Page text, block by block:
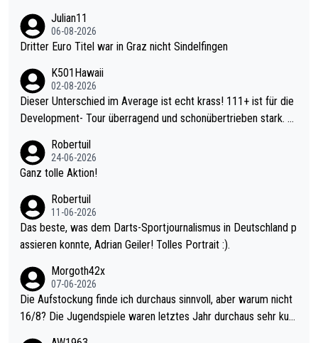
Julian11
06-08-2026
Dritter Euro Titel war in Graz nicht Sindelfingen
K501Hawaii
02-08-2026
Dieser Unterschied im Average ist echt krass! 111+ ist für die
Development- Tour überragend und schonübertrieben stark. U
mal 40+ erst recht. Da gewinnst keinen Blumentopf - ist ja noc
h krasser wie ein Pokalspiel eines Kreisligisten vs einem Bund
Robertuil
24-06-2026
Ganz tolle Aktion!
Robertuil
11-06-2026
Das beste, was dem Darts-Sportjournalismus in Deutschland p
assieren konnte, Adrian Geiler! Tolles Portrait :).
Morgoth42x
07-06-2026
Die Aufstockung finde ich durchaus sinnvoll, aber warum nicht
16/8? Die Jugendspiele waren letztes Jahr durchaus sehr kurz